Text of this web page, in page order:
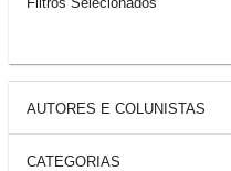
AUTORES E COLUNISTAS
CATEGORIAS